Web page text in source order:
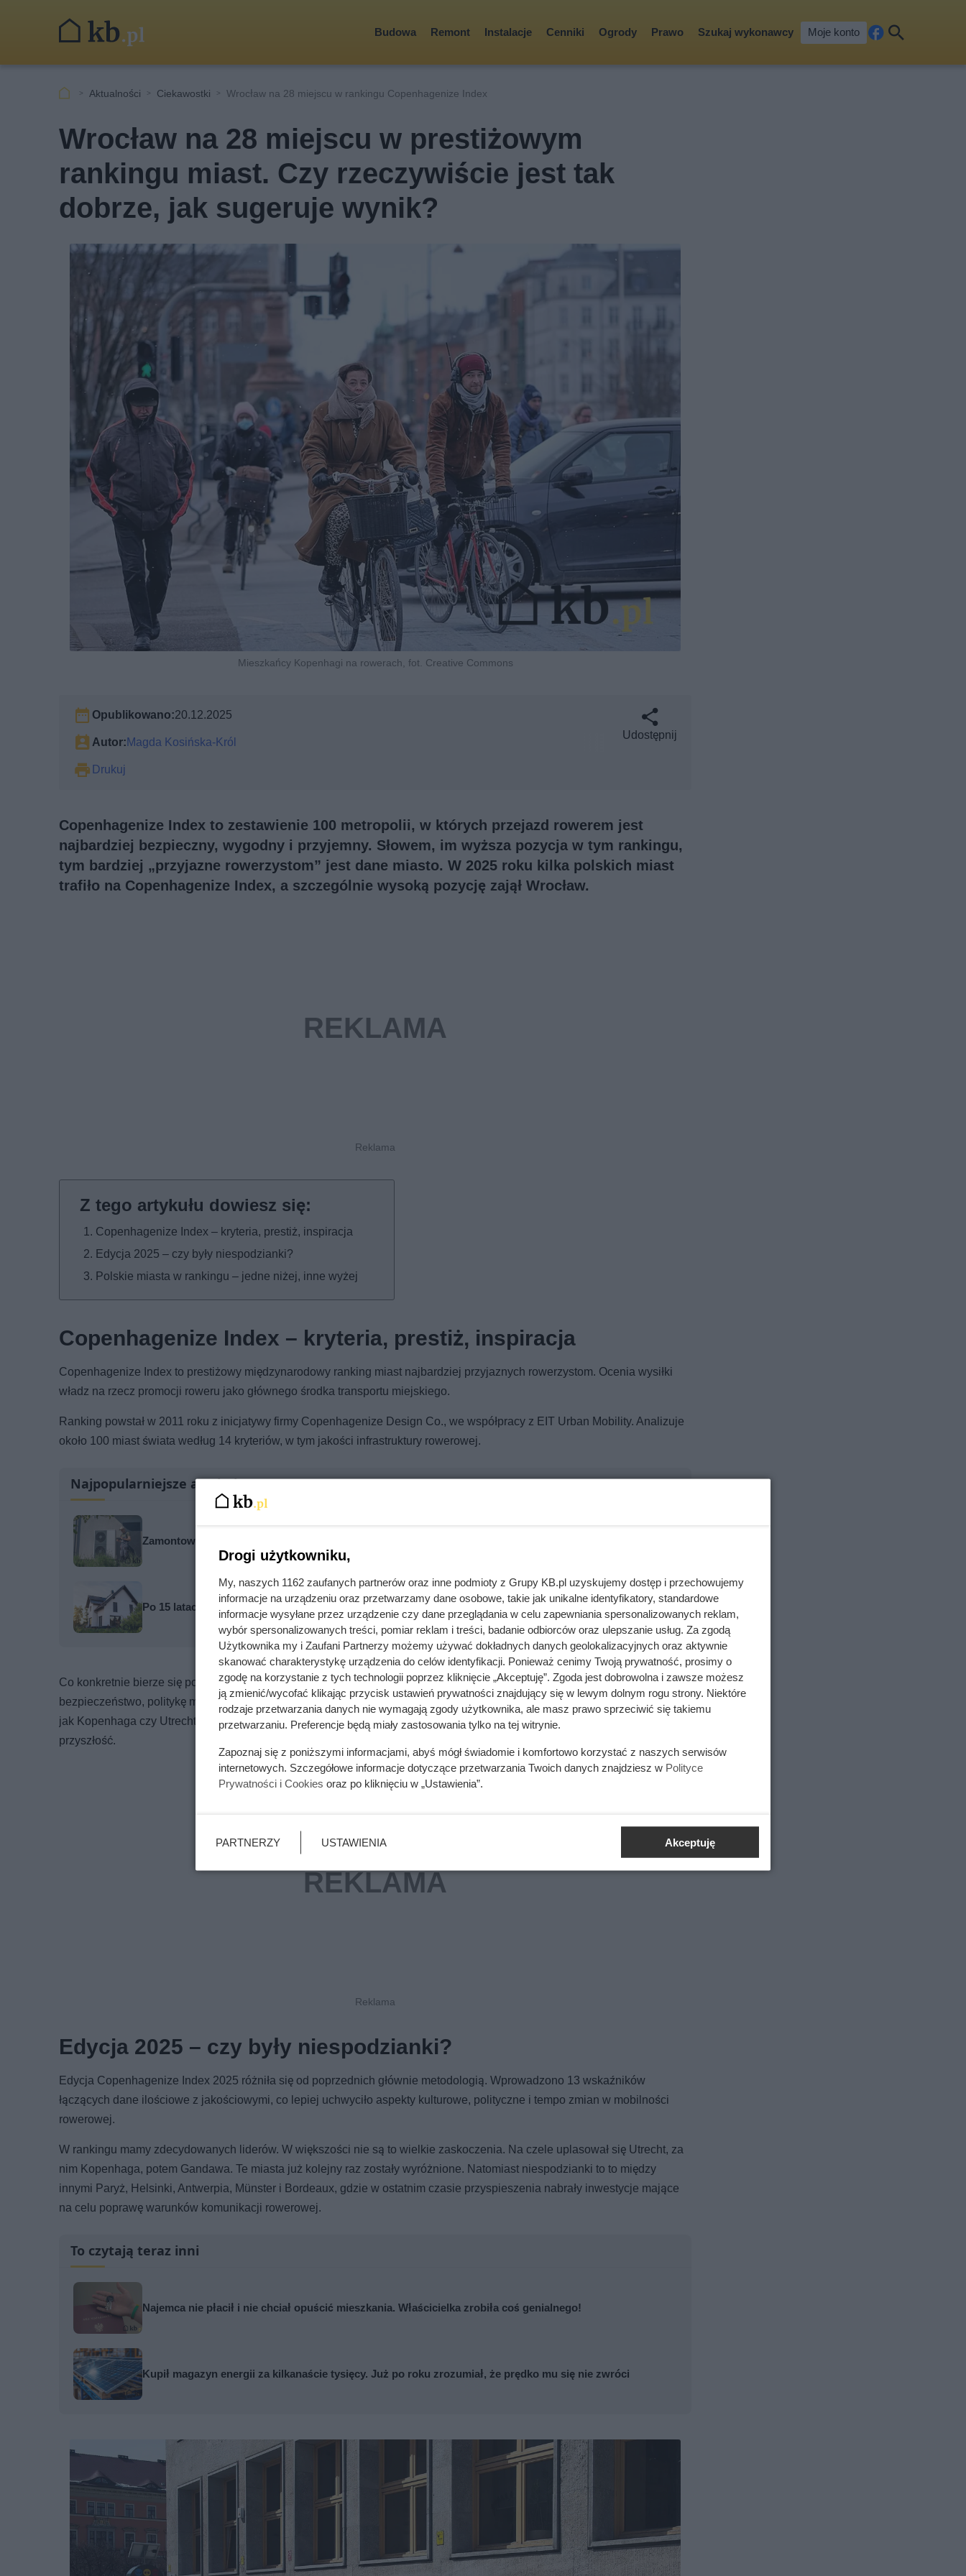
Budowa Remont Instalacje Cenniki Ogrody Prawo Szukaj wykonawcy Moje konto
cebkaj
Aktualności Ciekawostki Wrocław na 28 miejscu w rankingu Copenhagenize Index
Wrocław na 28 miejscu w prestiżowym
rankingu miast. Czy rzeczywiście jest tak
dobrze, jak sugeruje wynik?
Mieszkańcy Kopenhagi na rowerach, fot. Creative Commons
Opublikowano:20.12.2025
Autor:Magda Kosińska-Król
Drukuj
Udostępnij
Copenhagenize Index to zestawienie 100 metropolii, w których przejazd rowerem jest
najbardziej bezpieczny, wygodny i przyjemny. Słowem, im wyższa pozycja w tym rankingu,
tym bardziej „przyjazne rowerzystom” jest dane miasto. W 2025 roku kilka polskich miast
trafiło na Copenhagenize Index, a szczególnie wysoką pozycję zajął Wrocław.
Copenhagenize Index – kryteria, prestiż, inspiracja
Edycja 2025 – czy były niespodzianki?
Polskie miasta w rankingu – jedne niżej, inne wyżej
Copenhagenize Index – kryteria, prestiż, inspiracja
Copenhagenize Index to prestiżowy międzynarodowy ranking miast najbardziej przyjaznych rowerzystom. Ocenia wysiłki
władz na rzecz promocji roweru jako głównego środka transportu miejskiego.
Ranking powstał w 2011 roku z inicjatywy firmy Copenhagenize Design Co., we współpracy z EIT Urban Mobility. Analizuje
około 100 miast świata według 14 kryteriów, w tym jakości infrastruktury rowerowej.
Najpopularniejsze artykuły
Zamontowali pompę bez audytu. Pierwsze rachunki były brutalnym zaskoczeniem
Po 15 latach zdjęli fragment elewacji. To, co zastali pod styropianem, zaskoczyło nawet wykonawcę
Co konkretnie bierze się pod uwagę? Ocena obejmuje spójność sieci dróg rowerowych, udział roweru w podróżach,
bezpieczeństwo, politykę miejską, kulturę rowerową oraz integrację z transportem publicznym. Ranking wyróżnia liderów –
jak Kopenhaga czy Utrecht. Inspiruje też do wymiany doświadczeń i poszukiwania konstruktywnych rozwiązań na
przyszłość.
Edycja 2025 – czy były niespodzianki?
Edycja Copenhagenize Index 2025 różniła się od poprzednich głównie metodologią. Wprowadzono 13 wskaźników
łączących dane ilościowe z jakościowymi, co lepiej uchwyciło aspekty kulturowe, polityczne i tempo zmian w mobilności
rowerowej.
W rankingu mamy zdecydowanych liderów. W większości nie są to wielkie zaskoczenia. Na czele uplasował się Utrecht, za
nim Kopenhaga, potem Gandawa. Te miasta już kolejny raz zostały wyróżnione. Natomiast niespodzianki to to między
innymi Paryż, Helsinki, Antwerpia, Münster i Bordeaux, gdzie w ostatnim czasie przyspieszenia nabrały inwestycje mające
na celu poprawę warunków komunikacji rowerowej.
To czytają teraz inni
Najemca nie płacił i nie chciał opuścić mieszkania. Właścicielka zrobiła coś genialnego!
Kupił magazyn energii za kilkanaście tysięcy. Już po roku zrozumiał, że prędko mu się nie zwróci
Drogi użytkowniku,
My, naszych 1162 zaufanych partnerów oraz inne podmioty z Grupy KB.pl uzyskujemy dostęp i przechowujemy
informacje na urządzeniu oraz przetwarzamy dane osobowe, takie jak unikalne identyfikatory, standardowe
informacje wysyłane przez urządzenie czy dane przeglądania w celu zapewniania spersonalizowanych reklam,
wybór spersonalizowanych treści, pomiar reklam i treści, badanie odbiorców oraz ulepszanie usług. Za zgodą
Użytkownika my i Zaufani Partnerzy możemy używać dokładnych danych geolokalizacyjnych oraz aktywnie
skanować charakterystykę urządzenia do celów identyfikacji. Ponieważ cenimy Twoją prywatność, prosimy o
zgodę na korzystanie z tych technologii poprzez kliknięcie „Akceptuję”. Zgoda jest dobrowolna i zawsze możesz
ją zmienić/wycofać klikając przycisk ustawień prywatności znajdujący się w lewym dolnym rogu strony. Niektóre
rodzaje przetwarzania danych nie wymagają zgody użytkownika, ale masz prawo sprzeciwić się takiemu
przetwarzaniu. Preferencje będą miały zastosowania tylko na tej witrynie.
Zapoznaj się z poniższymi informacjami, abyś mógł świadomie i komfortowo korzystać z naszych serwisów
internetowych. Szczegółowe informacje dotyczące przetwarzania Twoich danych znajdziesz w Polityce
Prywatności i Cookies oraz po kliknięciu w „Ustawienia”.
PARTNERZY USTAWIENIA Akceptuję